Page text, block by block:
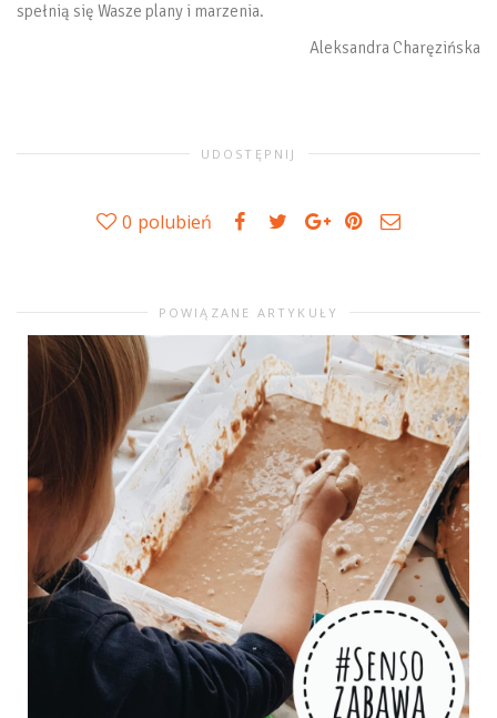
spełnią się Wasze plany i marzenia.
Aleksandra Charęzińska
UDOSTĘPNIJ
0 polubień
POWIĄZANE ARTYKUŁY